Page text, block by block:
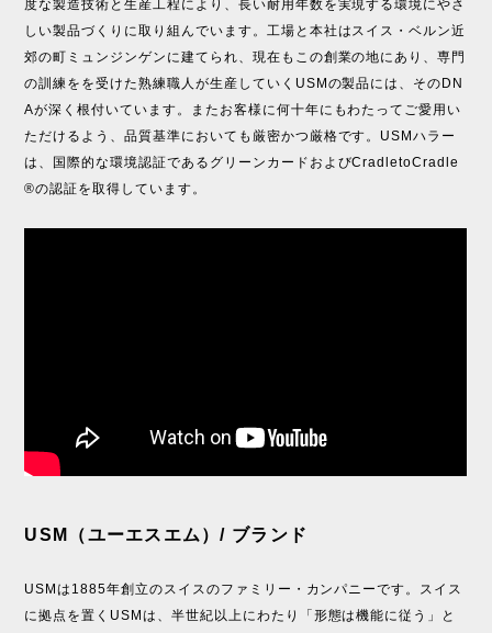
度な製造技術と生産工程により、長い耐用年数を実現する環境にやさ
しい製品づくりに取り組んでいます。工場と本社はスイス・ベルン近
郊の町ミュンジンゲンに建てられ、現在もこの創業の地にあり、専門
の訓練をを受けた熟練職人が生産していくUSMの製品には、そのDN
Aが深く根付いています。またお客様に何十年にもわたってご愛用い
ただけるよう、品質基準においても厳密かつ厳格です。USMハラー
は、国際的な環境認証であるグリーンカードおよびCradletoCradle
®の認証を取得しています。
USM（ユーエスエム）/ ブランド
USMは1885年創立のスイスのファミリー・カンパニーです。スイス
に拠点を置くUSMは、半世紀以上にわたり「形態は機能に従う」と